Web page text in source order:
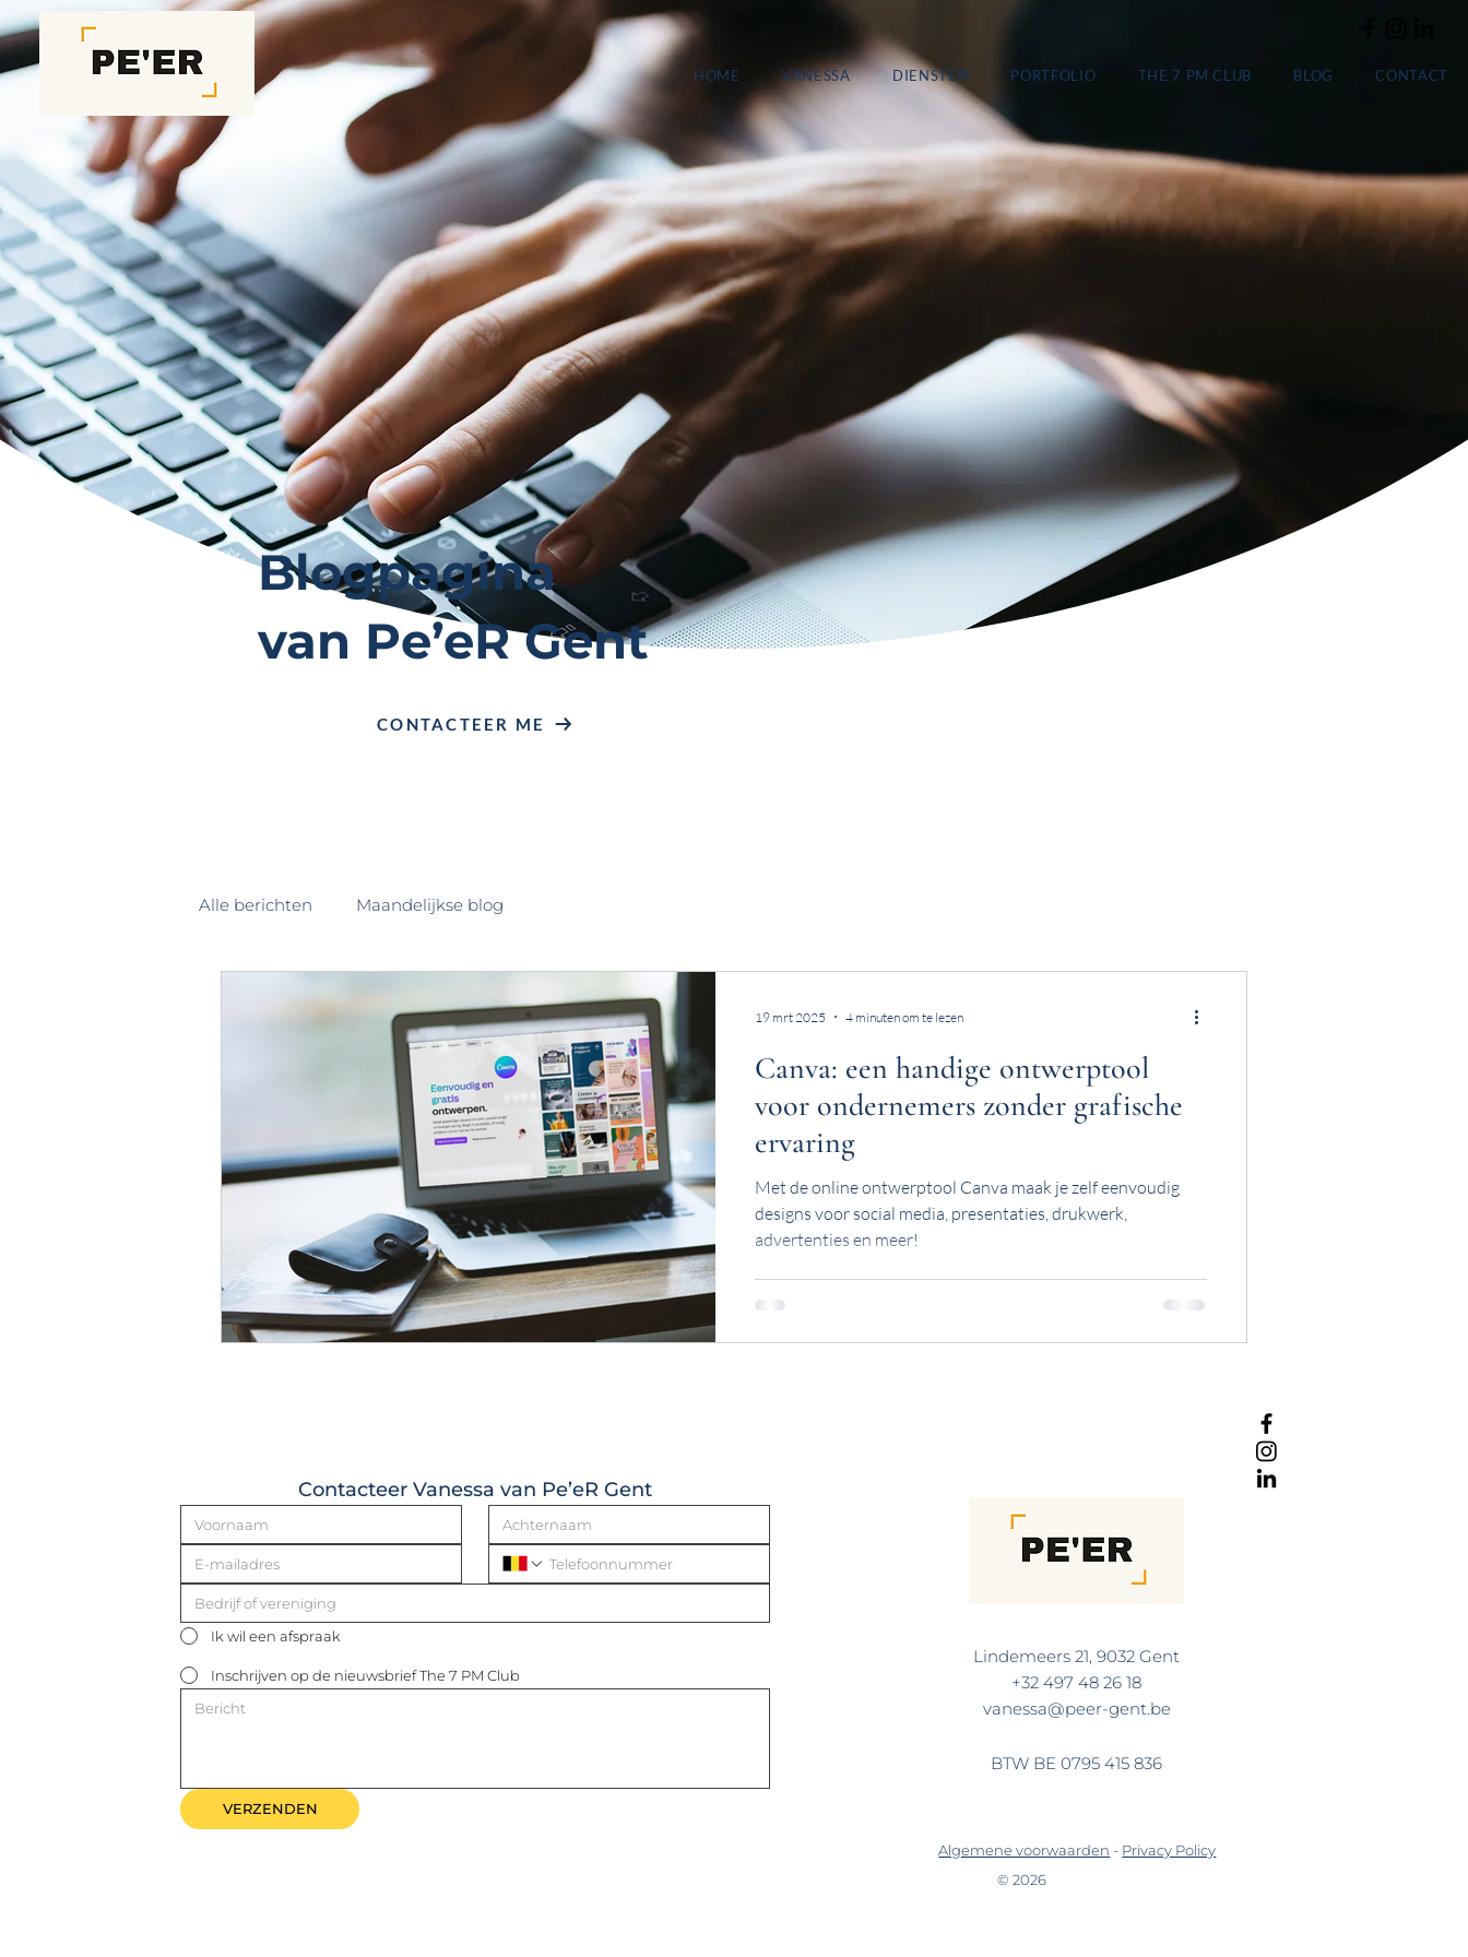
HOME VANESSA DIENSTEN PORTFOLIO THE 7 PM CLUB BLOG CONTACT
Blogpagina
van Pe’eR Gent
CONTACTEER ME
Alle berichten Maandelijkse blog
Canva: een handige ontwerptool
voor ondernemers zonder grafische
ervaring
Met de online ontwerptool Canva maak je zelf eenvoudig
designs voor social media, presentaties, drukwerk,
advertenties en meer!
19 mrt 2025 4 minuten om te lezen
Contacteer Vanessa van Pe’eR Gent
Ik wil een afspraak
Inschrijven op de nieuwsbrief The 7 PM Club
VERZENDEN
Lindemeers 21, 9032 Gent
+32 497 48 26 18
vanessa@peer-gent.be
BTW BE 0795 415 836
Algemene voorwaarden - Privacy Policy
© 2026